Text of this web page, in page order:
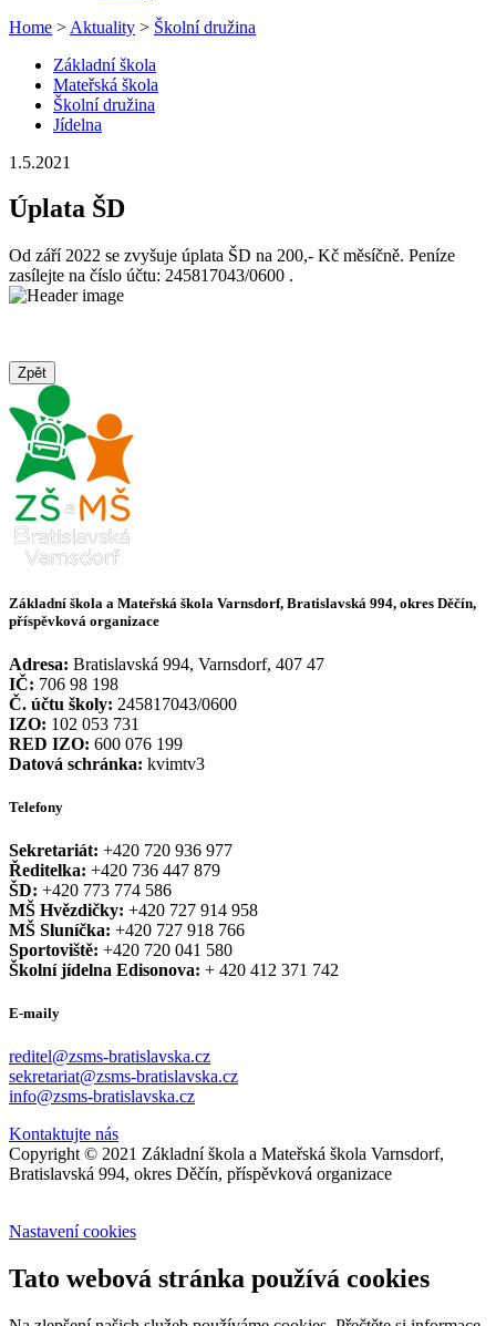
Home > Aktuality > Školní družina
Základní škola
Mateřská škola
Školní družina
Jídelna
1.5.2021
Úplata ŠD
Od září 2022 se zvyšuje úplata ŠD na 200,- Kč měsíčně. Peníze
zasílejte na číslo účtu: 245817043/0600 .
Zpět
Základní škola a Mateřská škola Varnsdorf, Bratislavská 994, okres Děčín,
příspěvková organizace
Adresa: Bratislavská 994, Varnsdorf, 407 47
IČ: 706 98 198
Č. účtu školy: 245817043/0600
IZO: 102 053 731
RED IZO: 600 076 199
Datová schránka: kvimtv3
Telefony
Sekretariát: +420 720 936 977
Ředitelka: +420 736 447 879
ŠD: +420 773 774 586
MŠ Hvězdičky: +420 727 914 958
MŠ Sluníčka: +420 727 918 766
Sportoviště: +420 720 041 580
Školní jídelna Edisonova: + 420 412 371 742
E-maily
reditel@zsms-bratislavska.cz
sekretariat@zsms-bratislavska.cz
info@zsms-bratislavska.cz
Kontaktujte nás
Copyright © 2021 Základní škola a Mateřská škola Varnsdorf,
Bratislavská 994, okres Děčín, příspěvková organizace
Nastavení cookies
Tato webová stránka používá cookies